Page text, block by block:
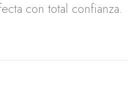
con total confianza.